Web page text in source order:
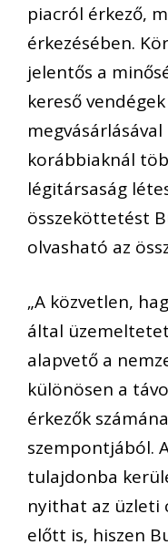
piacról érkező,
érkezésében.
jelentős a
kereső
korábbiaknál
légitársaság
összeköttetést
olvasható az
„A közvetlen,
által
alapvető a
különösen a
érkezők
szempontjából.
tulajdonba
nyithat az üzleti
előtt is, hiszen